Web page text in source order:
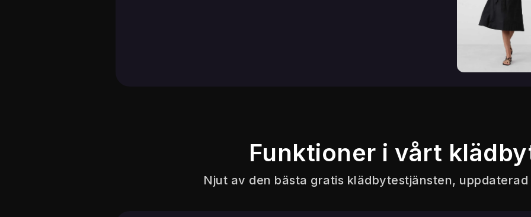
Funktioner i vårt
Njut av den bästa gratis klädbytestjänsten,